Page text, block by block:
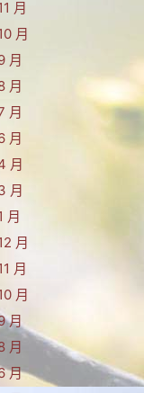
月
月
月
月
月
月
月
月
月
月
月
月
月
月
月